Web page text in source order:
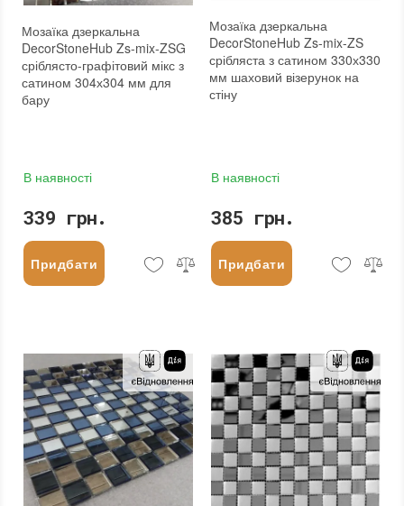
Мозаїка дзеркальна
DecorStoneHub Zs-mix-ZSG
сріблясто-графітовий мікс з
сатином 304х304 мм для
бару
В наявності
339 грн.
Придбати
Мозаїка дзеркальна
DecorStoneHub Zs-mix-ZS
срібляста з сатином 330х330
мм шаховий візерунок на
стіну
В наявності
385 грн.
Придбати